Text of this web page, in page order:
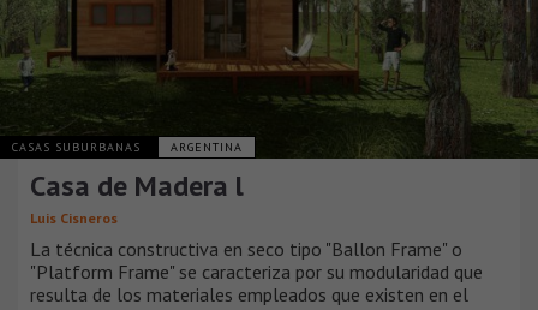
CASAS SUBURBANAS ARGENTINA
Casa de Madera l
Luis Cisneros
La técnica constructiva en seco tipo "Ballon Frame" o
"Platform Frame" se caracteriza por su modularidad que
resulta de los materiales empleados que existen en el